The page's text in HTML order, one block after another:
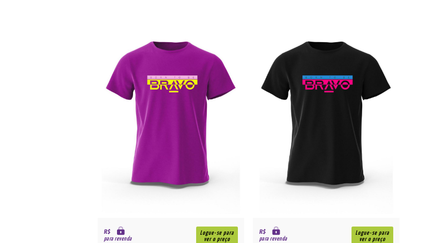
R$
para revenda
Logue-se para
ver o preço
R$
para revenda
Logue-se para
ver o preço